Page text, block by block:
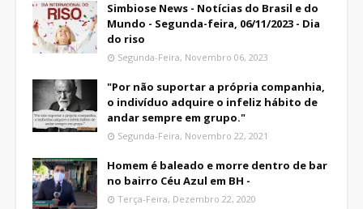
Simbiose News - Notícias do Brasil e do
Mundo - Segunda-feira, 06/11/2023 - Dia
do riso
Segunda-Feira, Novembro 06, 2023
"Por não suportar a própria companhia,
o indivíduo adquire o infeliz hábito de
andar sempre em grupo."
Segunda-Feira, Novembro 22, 2021
Homem é baleado e morre dentro de bar
no bairro Céu Azul em BH -
Terça-Feira, Dezembro 22, 2020